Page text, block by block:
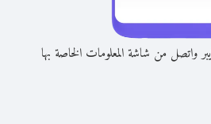
واتصل من شاشة المعلومات الخاصة بها